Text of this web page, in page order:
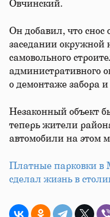
Овчинский.
Он добавил, что снос
заседании окружной
самовольного
административного
о демонтаже забора
Незаконный объект
теперь жители
автомобили на этом
Платные парковки в
сделал жизнь в